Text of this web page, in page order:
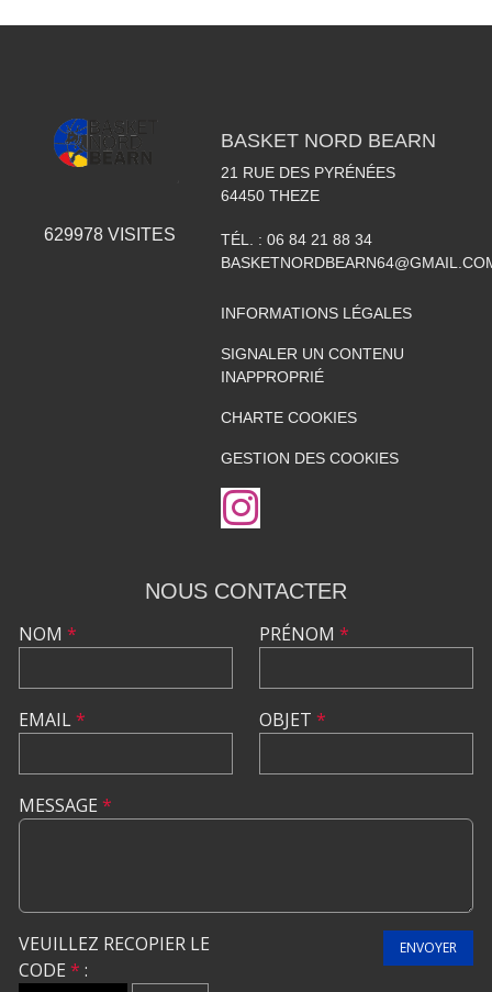
629978 VISITES
BASKET NORD BEARN
21 RUE DES PYRÉNÉES
64450 THEZE
TÉL. : 06 84 21 88 34
INFORMATIONS LÉGALES
SIGNALER UN CONTENU
INAPPROPRIÉ
CHARTE COOKIES
GESTION DES COOKIES
NOUS CONTACTER
NOM *
EMAIL*
PRÉNOM *
OBJET *
MESSAGE *
VEUILLEZ RECOPIER LE
CODE * :
ENVOYER